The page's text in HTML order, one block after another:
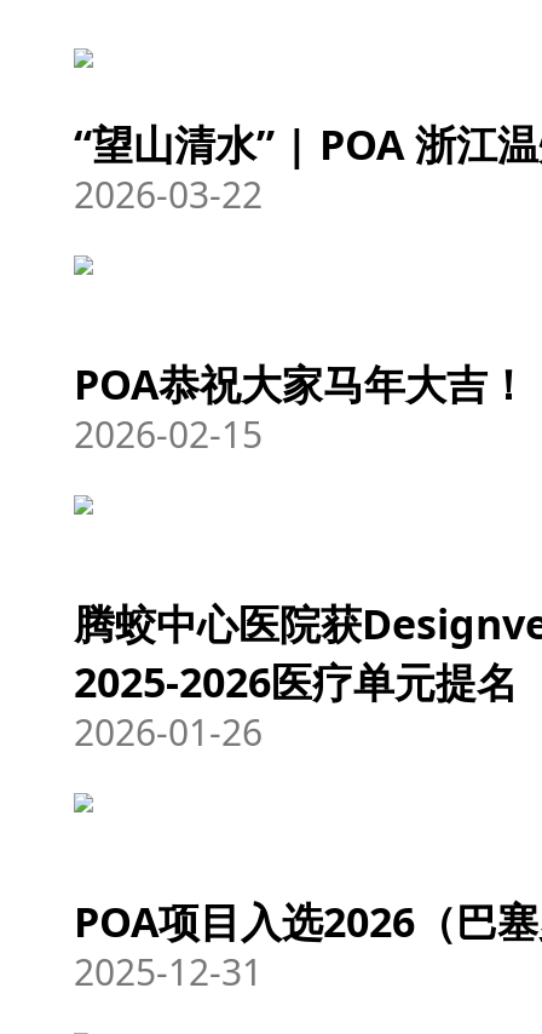
“望山清水” | POA 浙江
2026-03-22
POA恭祝大家马年大吉！
2026-02-15
腾蛟中心医院获
2025-2026医疗单元提名
2026-01-26
POA项目入选2026（巴
2025-12-31